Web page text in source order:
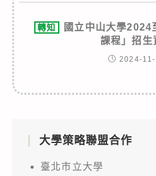
轉知
國立中山大學
課程」招生
2024-
大學策略聯盟合作
臺北市立大學